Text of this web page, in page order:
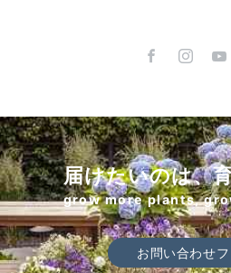
届けたいのは、
grow more plants,
お問い合わせフ